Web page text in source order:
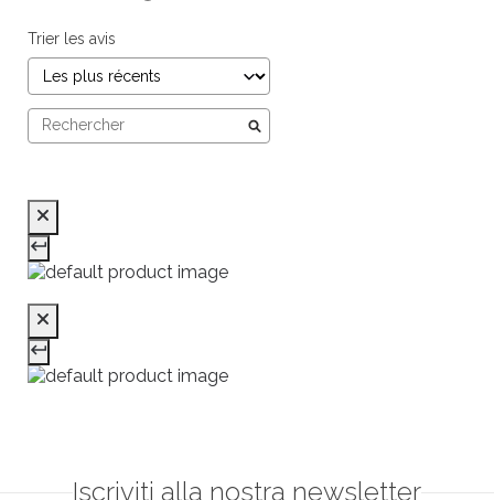
Trier les avis
Iscriviti alla nostra newsletter